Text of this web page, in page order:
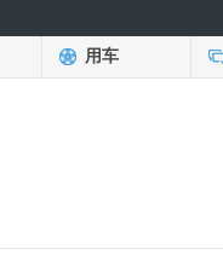
用车